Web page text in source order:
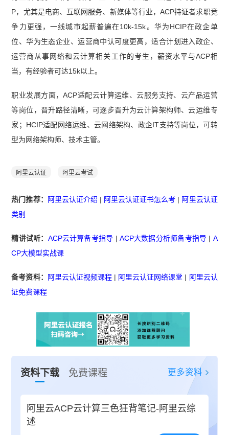
P，尤其是电商、互联网服务、新媒体等行业，ACP持证者求职竞
争力更强，一线城市起薪普遍在10k-15k。华为HCIP在政企单
位、华为生态企业、运营商中认可度更高，适合计划进入政企、
运营商从事网络和云计算相关工作的考生，薪资水平与ACP相
当，有经验者可达15k以上。
职业发展方面，ACP适配云计算运维、云服务支持、云产品运营
等岗位，晋升路径清晰，可逐步晋升为云计算架构师、云运维专
家；HCIP适配网络运维、云网络架构、政企IT支持等岗位，可转
型为网络架构师、技术主管。
阿里云认证 阿里云考试
热门推荐： 阿里云认证介绍 | 阿里云认证证书怎么考 | 阿里云认证
类别
精讲试听： ACP云计算备考指导 | ACP大数据分析师备考指导 | A
CP大模型实战课
备考资料： 阿里云认证视频课程| 阿里云认证网络课堂 | 阿里云认
证免费课程
资料下载 免费课程 更多资料
阿里云ACP云计算三色狂背笔记-阿里云综
述